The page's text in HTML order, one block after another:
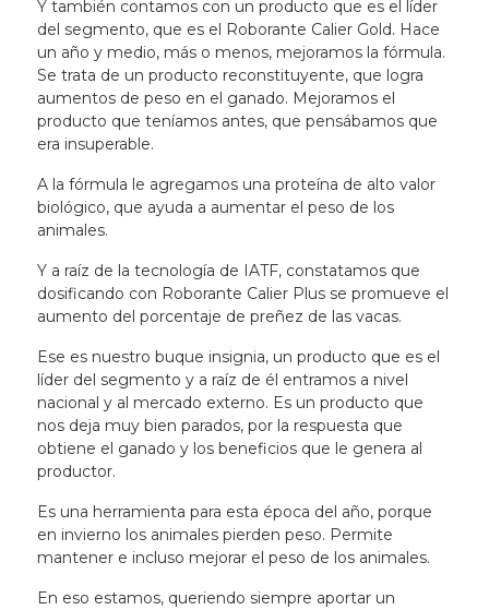
Y también contamos con un producto que es el líder
del segmento, que es el Roborante Calier Gold. Hace
un año y medio, más o menos, mejoramos la fórmula.
Se trata de un producto reconstituyente, que logra
aumentos de peso en el ganado. Mejoramos el
producto que teníamos antes, que pensábamos que
era insuperable.
A la fórmula le agregamos una proteína de alto valor
biológico, que ayuda a aumentar el peso de los
animales.
Y a raíz de la tecnología de IATF, constatamos que
dosificando con Roborante Calier Plus se promueve el
aumento del porcentaje de preñez de las vacas.
Ese es nuestro buque insignia, un producto que es el
líder del segmento y a raíz de él entramos a nivel
nacional y al mercado externo. Es un producto que
nos deja muy bien parados, por la respuesta que
obtiene el ganado y los beneficios que le genera al
productor.
Es una herramienta para esta época del año, porque
en invierno los animales pierden peso. Permite
mantener e incluso mejorar el peso de los animales.
En eso estamos, queriendo siempre aportar un